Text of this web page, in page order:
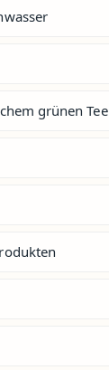
grünen Tee